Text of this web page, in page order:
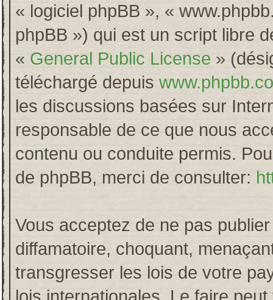
« logiciel phpBB », «
phpBB ») qui est un script libre
« General Public License »
téléchargé depuis
les discussions basées sur
responsable de ce que nous
contenu ou conduite permis.
de phpBB, merci de consulter:
Vous acceptez de ne pas
diffamatoire, choquant,
transgresser les lois de votre